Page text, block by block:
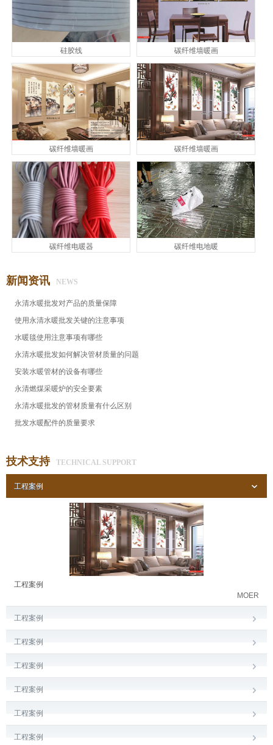
硅胶线 碳纤维墙暖画
碳纤维墙暖画 碳纤维墙暖画
碳纤维电暖器 碳纤维电地暖
新闻资讯 NEWS
永清水暖批发对产品的质量保障
使用永清水暖批发关键的注意事项
水暖毯使用注意事项有哪些
永清水暖批发​如何解决管材质量的问题
安装水暖管材的设备有哪些
永清燃煤采暖炉的安全要素
永清水暖批发的管材质量有什么区别
批发水暖配件的质量要求
技术支持 TECHNICAL SUPPORT
工程案例
工程案例
MOER
工程案例
工程案例
工程案例
工程案例
工程案例
工程案例